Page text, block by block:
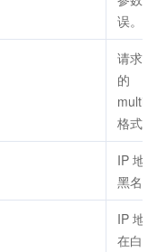
误。
请求
的
格式
IP 地
黑名
IP 地
在白